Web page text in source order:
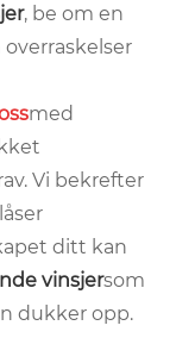
, be om en
med
Vi bekrefter
ditt kan
vinsjersom
dukker opp.